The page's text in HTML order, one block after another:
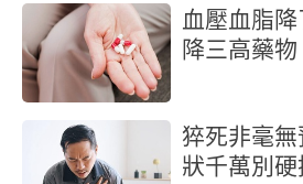
血壓血脂
降三高藥
猝死非毫
狀千萬別